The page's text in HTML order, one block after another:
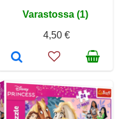
Varastossa (1)
4,50 €